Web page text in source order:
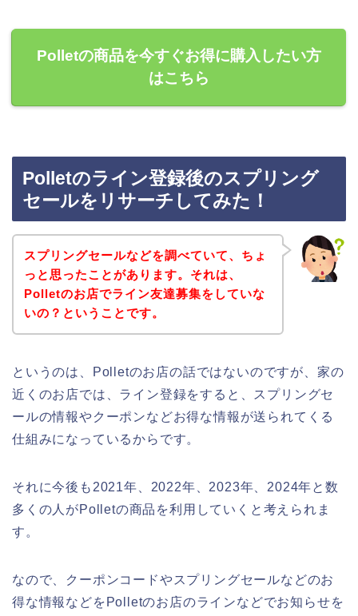
Polletの商品を今すぐお得に購入したい方
はこちら
Polletのライン登録後のスプリング
セールをリサーチしてみた！
スプリングセールなどを調べていて、ちょ
っと思ったことがあります。それは、
Polletのお店でライン友達募集をしていな
いの？ということです。
というのは、Polletのお店の話ではないのですが、家の
近くのお店では、ライン登録をすると、スプリングセ
ールの情報やクーポンなどお得な情報が送られてくる
仕組みになっているからです。
それに今後も2021年、2022年、2023年、2024年と数
多くの人がPolletの商品を利用していくと考えられま
す。
なので、クーポンコードやスプリングセールなどのお
得な情報などをPolletのお店のラインなどでお知らせを